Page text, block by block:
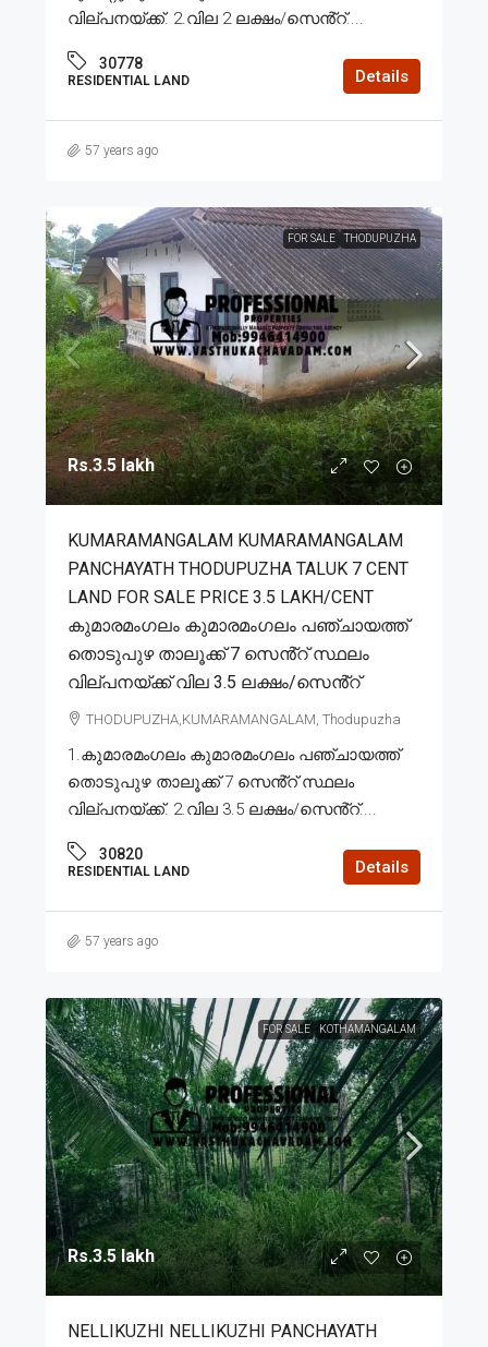
വില്പനയ്ക്ക്. 2.വില 2 ലക്ഷം/സെൻ്റ്....
30778
RESIDENTIAL LAND Details
57 years ago
FOR SALE THODUPUZHA
Rs.3.5 lakh
KUMARAMANGALAM KUMARAMANGALAM
PANCHAYATH THODUPUZHA TALUK 7 CENT
LAND FOR SALE PRICE 3.5 LAKH/CENT
കുമാരമംഗലം കുമാരമംഗലം പഞ്ചായത്ത്
തൊടുപുഴ താലൂക്ക് 7 സെൻ്റ് സ്ഥലം
വില്പനയ്ക്ക് വില 3.5 ലക്ഷം/സെൻ്റ്
THODUPUZHA,KUMARAMANGALAM, Thodupuzha
1.കുമാരമംഗലം കുമാരമംഗലം പഞ്ചായത്ത്
തൊടുപുഴ താലൂക്ക് 7 സെൻ്റ് സ്ഥലം
വില്പനയ്ക്ക്. 2.വില 3.5 ലക്ഷം/സെൻ്റ്....
30820
RESIDENTIAL LAND Details
57 years ago
FOR SALE KOTHAMANGALAM
Rs.3.5 lakh
NELLIKUZHI NELLIKUZHI PANCHAYATH